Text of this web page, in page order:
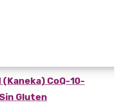
CoQ-10-
Gluten